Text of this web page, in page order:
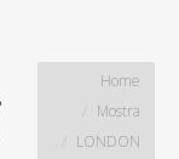
You are here:
Home
Mostra
LONDON